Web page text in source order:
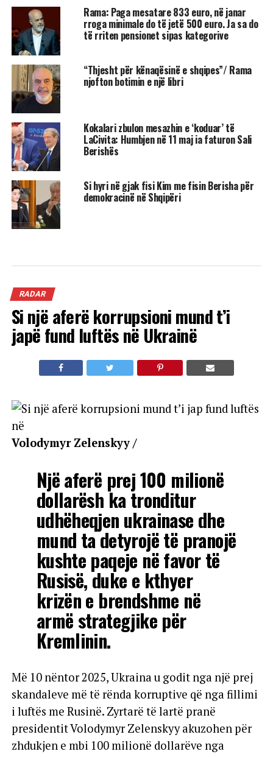
Rama: Paga mesatare 833 euro, në janar
rroga minimale do të jetë 500 euro. Ja sa do
të rriten pensionet sipas kategorive
“Thjesht për kënaqësinë e shqipes”/ Rama
njofton botimin e një libri
Kokalari zbulon mesazhin e ‘koduar’ të
LaCivita: Humbjen në 11 maj ia faturon Sali
Berishës
Si hyri në gjak fisi Kim me fisin Berisha për
demokracinë në Shqipëri
RADAR
Si një aferë korrupsioni mund t’i
japë fund luftës në Ukrainë
Volodymyr Zelenskyy /
Një aferë prej 100 milionë
dollarësh ka tronditur
udhëheqjen ukrainase dhe
mund ta detyrojë të pranojë
kushte paqeje në favor të
Rusisë, duke e kthyer
krizën e brendshme në
armë strategjike për
Kremlinin.
Më 10 nëntor 2025, Ukraina u godit nga një prej
skandaleve më të rënda korruptive që nga fillimi
i luftës me Rusinë. Zyrtarë të lartë pranë
presidentit Volodymyr Zelenskyy akuzohen për
zhdukjen e mbi 100 milionë dollarëve nga